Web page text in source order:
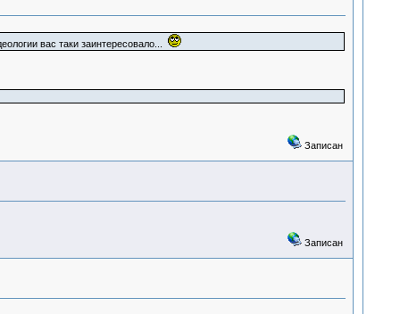
вас таки заинтересовало...
Записан
Записан